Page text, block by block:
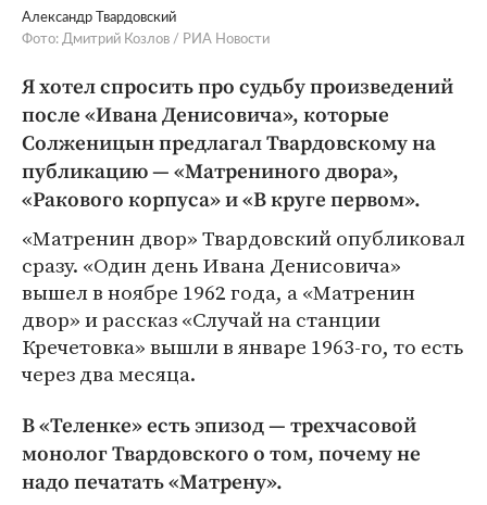
Александр Твардовский
Фото: Дмитрий Козлов / РИА Новости
Я хотел спросить про судьбу произведений
после «Ивана Денисовича», которые
Солженицын предлагал Твардовскому на
публикацию — «Матрениного двора»,
«Ракового корпуса» и «В круге первом».
«Матренин двор» Твардовский опубликовал
сразу. «Один день Ивана Денисовича»
вышел в ноябре 1962 года, а «Матренин
двор» и рассказ «Случай на станции
Кречетовка» вышли в январе 1963-го, то есть
через два месяца.
В «Теленке» есть эпизод — трехчасовой
монолог Твардовского о том, почему не
надо печатать «Матрену».